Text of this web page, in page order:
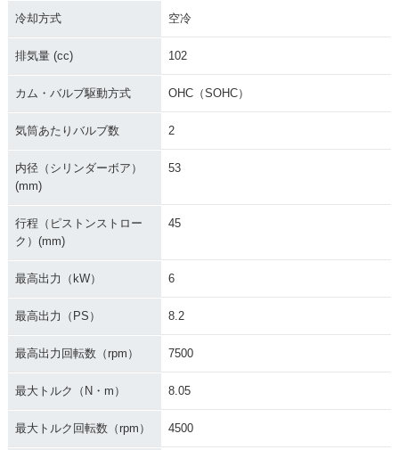
冷却方式 空冷
排気量 (cc) 102
カム・バルブ駆動方式 OHC（SOHC）
気筒あたりバルブ数 2
内径（シリンダーボア）
(mm)
53
行程（ピストンストロー
ク）(mm)
45
最高出力（kW） 6
最高出力（PS） 8.2
最高出力回転数（rpm） 7500
最大トルク（N・m） 8.05
最大トルク回転数（rpm） 4500